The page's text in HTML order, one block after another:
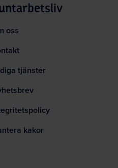
oss
tjänster
kakor